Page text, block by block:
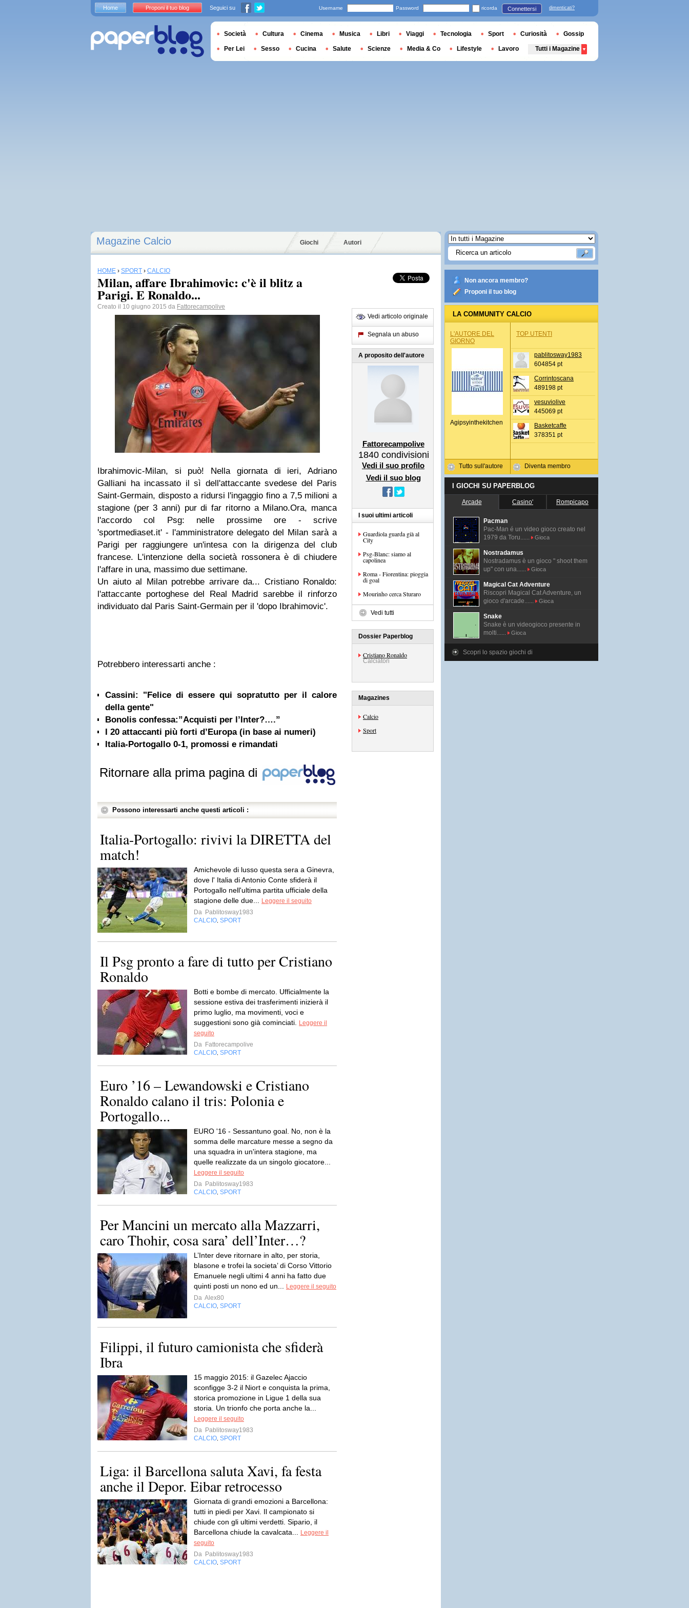
Magazine Calcio Giochi Autori
HOME › SPORT › CALCIO
Milan, affare Ibrahimovic: c'è il blitz a
Parigi. E Ronaldo...
Creato il 10 giugno 2015 da Fattorecampolive
Ibrahimovic-Milan, si può! Nella giornata di ieri, Adriano
Galliani ha incassato il sì dell'attaccante svedese del Paris
Saint-Germain, disposto a ridursi l'ingaggio fino a 7,5 milioni a
stagione (per 3 anni) pur di far ritorno a Milano.Ora, manca
l'accordo col Psg: nelle prossime ore - scrive
'sportmediaset.it' - l'amministratore delegato del Milan sarà a
Parigi per raggiungere un'intesa con la dirigenza del club
francese. L'intenzione della società rossonera è di chiudere
l'affare in una, massimo due settimane.
Un aiuto al Milan potrebbe arrivare da... Cristiano Ronaldo:
l'attaccante portoghese del Real Madrid sarebbe il rinforzo
individuato dal Paris Saint-Germain per il 'dopo Ibrahimovic'.
Potrebbero interessarti anche :
Cassini: "Felice di essere qui sopratutto per il calore
della gente"
Bonolis confessa:”Acquisti per l’Inter?….”
I 20 attaccanti più forti d’Europa (in base ai numeri)
Italia-Portogallo 0-1, promossi e rimandati
Ritornare alla prima pagina di
Possono interessarti anche questi articoli :
Italia-Portogallo: rivivi la DIRETTA del
match!
Amichevole di lusso questa sera a Ginevra,
dove l' Italia di Antonio Conte sfiderà il
Portogallo nell'ultima partita ufficiale della
stagione delle due...
Leggere il seguito
Da Pablitosway1983
CALCIO SPORT
Il Psg pronto a fare di tutto per Cristiano
Ronaldo
Botti e bombe di mercato. Ufficialmente la
sessione estiva dei trasferimenti inizierà il
primo luglio, ma movimenti, voci e
suggestioni sono già cominciati.
Leggere il
seguito
Da Fattorecampolive
CALCIO SPORT
Euro ’16 – Lewandowski e Cristiano
Ronaldo calano il tris: Polonia e
Portogallo...
EURO '16 - Sessantuno goal. No, non è la
somma delle marcature messe a segno da
una squadra in un'intera stagione, ma
quelle realizzate da un singolo giocatore...
Leggere il seguito
Da Pablitosway1983
CALCIO SPORT
Per Mancini un mercato alla Mazzarri,
caro Thohir, cosa sara’ dell’Inter…?
L’Inter deve ritornare in alto, per storia,
blasone e trofei la societa’ di Corso Vittorio
Emanuele negli ultimi 4 anni ha fatto due
quinti posti un nono ed un...
Leggere il seguito
Da Alex80
CALCIO SPORT
Filippi, il futuro camionista che sfiderà
Ibra
15 maggio 2015: il Gazelec Ajaccio
sconfigge 3-2 il Niort e conquista la prima,
storica promozione in Ligue 1 della sua
storia. Un trionfo che porta anche la...
Leggere il seguito
Da Pablitosway1983
CALCIO SPORT
Liga: il Barcellona saluta Xavi, fa festa
anche il Depor. Eibar retrocesso
Giornata di grandi emozioni a Barcellona:
tutti in piedi per Xavi. Il campionato si
chiude con gli ultimi verdetti. Sipario, il
Barcellona chiude la cavalcata...
Leggere il
seguito
Da Pablitosway1983
CALCIO SPORT
Vedi articolo originale
Segnala un abuso
A proposito dell'autore
Fattorecampolive
1840 condivisioni
Vedi il suo profilo
Vedi il suo blog
I suoi ultimi articoli
Guardiola guarda già al
City
Psg-Blanc: siamo al
capolinea
Roma - Fiorentina: pioggia
di goal
Mourinho cerca Sturaro
Vedi tutti
Dossier Paperblog
Cristiano Ronaldo
Calciatori
Magazines
Calcio
Sport
Non ancora membro?
Proponi il tuo blog
LA COMMUNITY CALCIO
L'AUTORE DEL
GIORNO
Agipsyinthekitchen
Tutto sull'autore
TOP UTENTI
pablitosway1983
604854 pt
Corrintoscana
489198 pt
vesuviolive
445069 pt
Basketcaffe
378351 pt
Diventa membro
I GIOCHI SU PAPERBLOG
Arcade Casino' Rompicapo
Pacman
Pac-Man é un video gioco creato nel
1979 da Toru......
Gioca
Nostradamus
Nostradamus è un gioco " shoot them
up" con una......
Gioca
Magical Cat Adventure
Riscopri Magical Cat Adventure, un
gioco d'arcade......
Gioca
Snake
Snake è un videogioco presente in
molti......
Gioca
Scopri lo spazio giochi di
Home Proponi il tuo blog Seguici su Username Password ricorda Connettersi dimenticati?
Società Cultura Cinema Musica Libri Viaggi Tecnologia Sport Curiosità Gossip
Per Lei Sesso Cucina Salute Scienze Media & Co Lifestyle Lavoro Tutti i Magazine